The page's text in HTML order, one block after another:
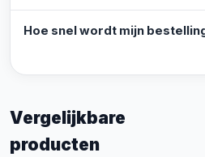
Hoe snel wordt mijn
Vergelijkbare
producten